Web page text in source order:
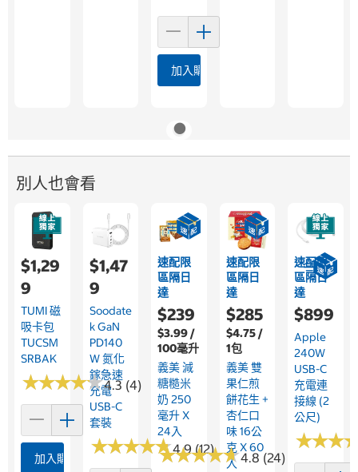
加入購物車
別人也會看
$1,29
9
TUMI 磁
吸卡包
TUCSM
SRBAK
★★★★★
★★★★★4.3 (4)
加入購物車
$1,47
9
Soodate
K GaN
PD140
W 氮化
鎵急速
充電
USB-C
套裝
★★★★★
★★★★★4.9 (12)
速配限
區隔日
達
$239
$3.99 /
100毫升
義美 減
糖糙米
奶 250
毫升 X
24入
★★★★★
★★★★★4.8 (24)
速配限
區隔日
達
$285
$4.75 /
1包
義美 雙
果仁煎
餅花生 +
杏仁口
味 16公
克 X 60
入
速配限
區隔日
達
$899
Apple
240W
USB-C
充電連
接線 (2
公尺)
★★★
★★★